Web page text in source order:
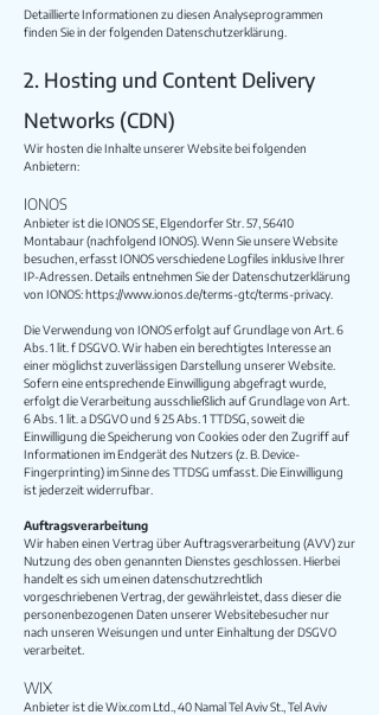
Detaillierte Informationen zu diesen Analyseprogrammen
finden Sie in der folgenden Datenschutzerklärung.
2. Hosting und Content Delivery
Networks (CDN)
Wir hosten die Inhalte unserer Website bei folgenden
Anbietern:
IONOS
Anbieter ist die IONOS SE, Elgendorfer Str. 57, 56410
Montabaur (nachfolgend IONOS). Wenn Sie unsere Website
besuchen, erfasst IONOS verschiedene Logfiles inklusive Ihrer
IP-Adressen. Details entnehmen Sie der Datenschutzerklärung
von IONOS:https://www.ionos.de/terms-gtc/terms-privacy
Die Verwendung von IONOS erfolgt auf Grundlage von Art. 6
Abs. 1 lit. f DSGVO. Wir haben ein berechtigtes Interesse an
einer möglichst zuverlässigen Darstellung unserer Website.
Sofern eine entsprechende Einwilligung abgefragt wurde,
erfolgt die Verarbeitung ausschließlich auf Grundlage von Art.
6 Abs. 1 lit. a DSGVO und § 25 Abs. 1 TTDSG, soweit die
Einwilligung die Speicherung von Cookies oder den Zugriff auf
Informationen im Endgerät des Nutzers (z. B. Device-
Fingerprinting) im Sinne des TTDSG umfasst. Die Einwilligung
ist jederzeit widerrufbar.
Auftragsverarbeitung
Wir haben einen Vertrag über Auftragsverarbeitung (AVV) zur
Nutzung des oben genannten Dienstes geschlossen. Hierbei
handelt es sich um einen datenschutzrechtlich
vorgeschriebenen Vertrag, der gewährleistet, dass dieser die
personenbezogenen Daten unserer Websitebesucher nur
nach unseren Weisungen und unter Einhaltung der DSGVO
verarbeitet.
WIX
Anbieter ist die Wix.com Ltd., 40 Namal Tel Aviv St., Tel Aviv